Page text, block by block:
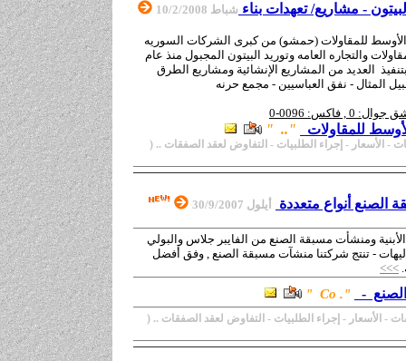
- مشاريع/ تعهدات بناء شباط 10 /2/2008
للمقاولات (حمشو) من كبرى الشركات السوريه
والتجاره العامه وتوريد البيتون المجبول منذ عام
بتنفيذ العديد من المشاريع الإنشائية ومشاريع الطرق
المثال - نفق العباسيين - مجمع حرنه
فاكس: 0096-0
للمقاولات ".
.
"
- الأسعار - إجراء الطلبيات - التفاوض لعقد الصفقات .. (
الصنع أنواع متعددة أيلول 30/9/2007
ومنشأت مسبقة الصنع من الفايبر جلاس والبولي
- تنتج شركتنا منشآت مسبقة الصنع , وفق أفضل
>>>
الصنع - ". Co "
- الأسعار - إجراء الطلبيات - التفاوض لعقد الصفقات .. (